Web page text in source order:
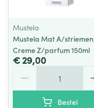
Mustela
Mustela Mat A/striemen
Creme Z/parfum 150ml
€ 29,00
Bestel